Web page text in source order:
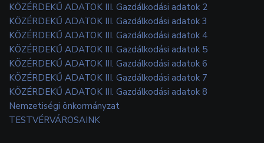
KÖZÉRDEKŰ ADATOK III. Gazdálkodási adatok 2
KÖZÉRDEKŰ ADATOK III. Gazdálkodási adatok 3
KÖZÉRDEKŰ ADATOK III. Gazdálkodási adatok 4
KÖZÉRDEKŰ ADATOK III. Gazdálkodási adatok 5
KÖZÉRDEKŰ ADATOK III. Gazdálkodási adatok 6
KÖZÉRDEKŰ ADATOK III. Gazdálkodási adatok 7
KÖZÉRDEKŰ ADATOK III. Gazdálkodási adatok 8
Nemzetiségi önkormányzat
TESTVÉRVÁROSAINK